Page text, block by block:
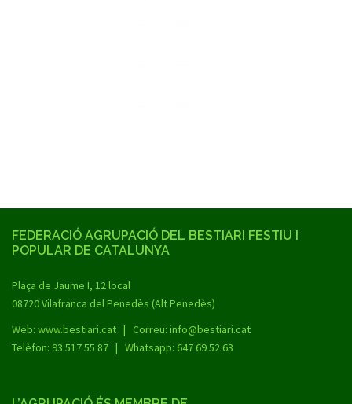
FEDERACIÓ AGRUPACIÓ DEL BESTIARI FESTIU I
POPULAR DE CATALUNYA
Plaça de Jaume I, 12 local
08720 Vilafranca del Penedès (Alt Penedès)
Web: www.bestiari.cat | Correu: info@bestiari.cat
Telèfon: 93 517 55 87 | Whatsapp: 647 69 52 63